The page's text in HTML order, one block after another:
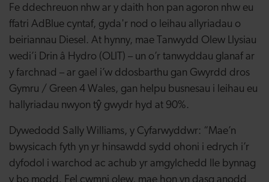
Fe ddechreuon nhw ar y daith hon pan agoron nhw eu
ffatri AdBlue cyntaf, gyda'r nod o leihau allyriadau o
beiriannau Diesel. At hynny, mae Tanwydd Olew Llysiau
wedi’i Drin â Hydro (OLlT) – un o’r tanwyddau glanaf ar
y farchnad – ar gael i’w ddosbarthu gan Gwyrdd dros
Gymru / Green 4 Wales, gan helpu busnesau i leihau eu
hallyriadau nwyon tŷ gwydr hyd at 90%.
Dywedodd Sally Williams, y Cyfarwyddwr: “Mae’n
bwysicach fyth yn yr hinsawdd sydd ohoni i edrych i’r
dyfodol i warchod ac achub yr amgylchedd lle bynnag